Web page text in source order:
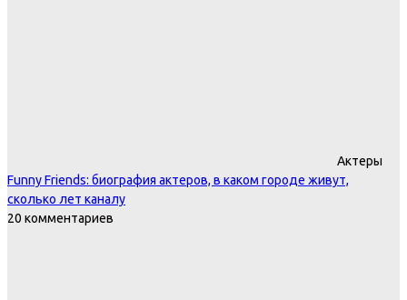
Актеры
Funny Friends: биография актеров, в каком городе живут,
сколько лет каналу
20 комментариев